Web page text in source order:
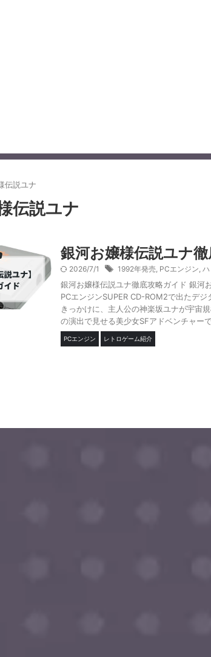
伝説ユナ
伝説ユナ
銀河お嬢様伝説ユナ
2026/7/1 1992年発売, PCエンジン,
銀河お嬢様伝説ユナ徹底攻略ガイド 銀河
PCエンジンSUPER CD-ROM2で出たデ
きっかけに、主人公の神楽坂ユナが宇宙
の演出で見せる美少女SFアドベンチャー
PCエンジン レトロゲーム紹介